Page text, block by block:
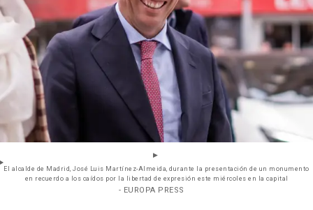
El alcalde de Madrid, José Luis Martínez-Almeida, durante la presentación de un monumento
en recuerdo a los caídos por la libertad de expresión este miércoles en la capital
- EUROPA PRESS